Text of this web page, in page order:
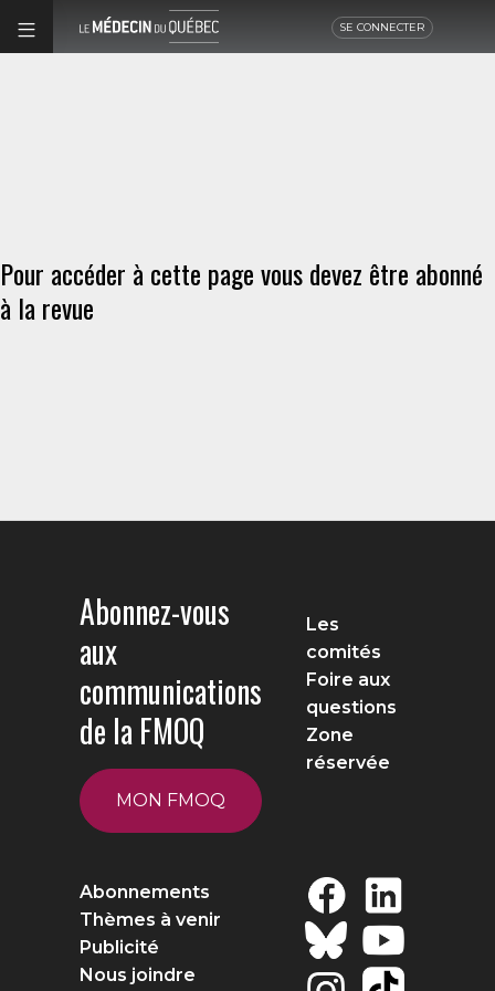
SE CONNECTER
Pour accéder à cette page vous devez être abonné
à la revue
Abonnez-vous
aux
communications
de la FMOQ
MON FMOQ
Les
comités
Foire aux
questions
Zone
réservée
Abonnements
Thèmes à venir
Publicité
Nous joindre